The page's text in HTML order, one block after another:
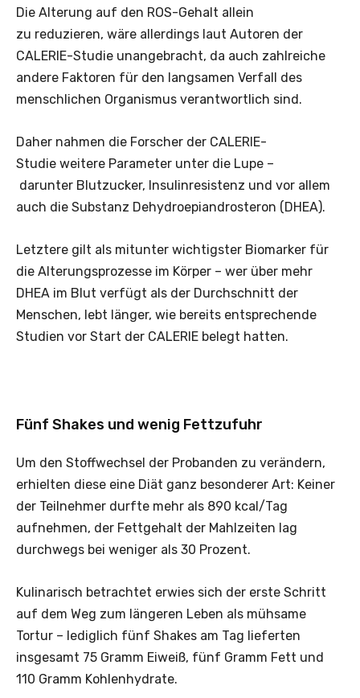
Die Alterung auf den ROS-Gehalt allein
zu reduzieren, wäre allerdings laut Autoren der
CALERIE-Studie unangebracht, da auch zahlreiche
andere Faktoren für den langsamen Verfall des
menschlichen Organismus verantwortlich sind.
Daher nahmen die Forscher der CALERIE-
Studie weitere Parameter unter die Lupe –
darunter Blutzucker, Insulinresistenz und vor allem
auch die Substanz Dehydroepiandrosteron (DHEA).
Letztere gilt als mitunter wichtigster Biomarker für
die Alterungsprozesse im Körper – wer über mehr
DHEA im Blut verfügt als der Durchschnitt der
Menschen, lebt länger, wie bereits entsprechende
Studien vor Start der CALERIE belegt hatten.
Fünf Shakes und wenig Fettzufuhr
Um den Stoffwechsel der Probanden zu verändern,
erhielten diese eine Diät ganz besonderer Art: Keiner
der Teilnehmer durfte mehr als 890 kcal/Tag
aufnehmen, der Fettgehalt der Mahlzeiten lag
durchwegs bei weniger als 30 Prozent.
Kulinarisch betrachtet erwies sich der erste Schritt
auf dem Weg zum längeren Leben als mühsame
Tortur – lediglich fünf Shakes am Tag lieferten
insgesamt 75 Gramm Eiweiß, fünf Gramm Fett und
110 Gramm Kohlenhydrate.